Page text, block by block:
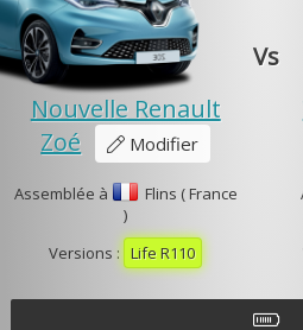
Nouvelle Renault
Zoé
Modifier
Assemblée à
Flins ( France
)
Versions : Life R110
Vs